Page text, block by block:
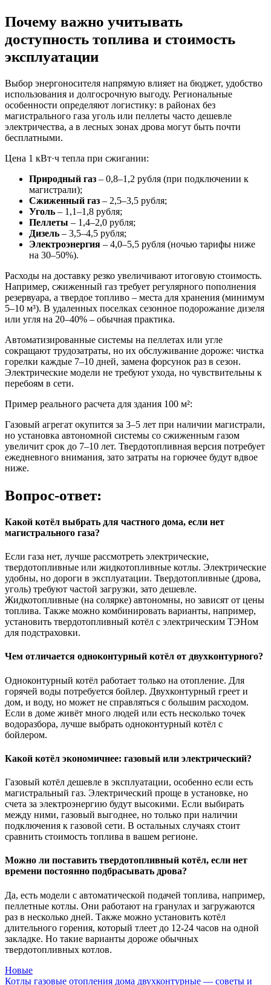
Почему важно учитывать
доступность топлива и стоимость
эксплуатации
Выбор энергоносителя напрямую влияет на бюджет, удобство
использования и долгосрочную выгоду. Региональные
особенности определяют логистику: в районах без
магистрального газа уголь или пеллеты часто дешевле
электричества, а в лесных зонах дрова могут быть почти
бесплатными.
Цена 1 кВт·ч тепла при сжигании:
Природный газ – 0,8–1,2 рубля (при подключении к
магистрали);
Сжиженный газ – 2,5–3,5 рубля;
Уголь – 1,1–1,8 рубля;
Пеллеты – 1,4–2,0 рубля;
Дизель – 3,5–4,5 рубля;
Электроэнергия – 4,0–5,5 рубля (ночью тарифы ниже
на 30–50%).
Расходы на доставку резко увеличивают итоговую стоимость.
Например, сжиженный газ требует регулярного пополнения
резервуара, а твердое топливо – места для хранения (минимум
5–10 м³). В удаленных поселках сезонное подорожание дизеля
или угля на 20–40% – обычная практика.
Автоматизированные системы на пеллетах или угле
сокращают трудозатраты, но их обслуживание дороже: чистка
горелки каждые 7–10 дней, замена форсунок раз в сезон.
Электрические модели не требуют ухода, но чувствительны к
перебоям в сети.
Пример реального расчета для здания 100 м²:
Газовый агрегат окупится за 3–5 лет при наличии магистрали,
но установка автономной системы со сжиженным газом
увеличит срок до 7–10 лет. Твердотопливная версия потребует
ежедневного внимания, зато затраты на горючее будут вдвое
ниже.
Вопрос-ответ:
Какой котёл выбрать для частного дома, если нет
магистрального газа?
Если газа нет, лучше рассмотреть электрические,
твердотопливные или жидкотопливные котлы. Электрические
удобны, но дороги в эксплуатации. Твердотопливные (дрова,
уголь) требуют частой загрузки, зато дешевле.
Жидкотопливные (на солярке) автономны, но зависят от цены
топлива. Также можно комбинировать варианты, например,
установить твердотопливный котёл с электрическим ТЭНом
для подстраховки.
Чем отличается одноконтурный котёл от двухконтурного?
Одноконтурный котёл работает только на отопление. Для
горячей воды потребуется бойлер. Двухконтурный греет и
дом, и воду, но может не справляться с большим расходом.
Если в доме живёт много людей или есть несколько точек
водоразбора, лучше выбрать одноконтурный котёл с
бойлером.
Какой котёл экономичнее: газовый или электрический?
Газовый котёл дешевле в эксплуатации, особенно если есть
магистральный газ. Электрический проще в установке, но
счета за электроэнергию будут высокими. Если выбирать
между ними, газовый выгоднее, но только при наличии
подключения к газовой сети. В остальных случаях стоит
сравнить стоимость топлива в вашем регионе.
Можно ли поставить твердотопливный котёл, если нет
времени постоянно подбрасывать дрова?
Да, есть модели с автоматической подачей топлива, например,
пеллетные котлы. Они работают на гранулах и загружаются
раз в несколько дней. Также можно установить котёл
длительного горения, который тлеет до 12-24 часов на одной
закладке. Но такие варианты дороже обычных
твердотопливных котлов.
Новые
Котлы газовые отопления дома двухконтурные — советы и